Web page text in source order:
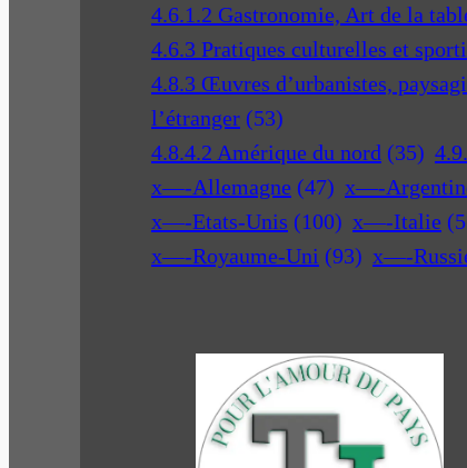
4.6.1.2 Gastronomie, Art de la
4.6.3 Pratiques culturelles et
4.8.3 Œuvres d’urbanistes,
l’étranger (53)
4.8.4.2 Amérique du nord (35)
x—-Allemagne (47) x—-
x—-Etats-Unis (100) x—-Italie
x—-Royaume-Uni (93) x—-